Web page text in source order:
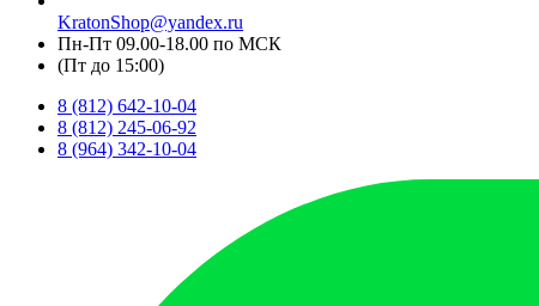
KratonShop@yandex.ru
Пн-Пт 09.00-18.00 по МСК
(Пт до 15:00)
8 (812) 642-10-04
8 (812) 245-06-92
8 (964) 342-10-04